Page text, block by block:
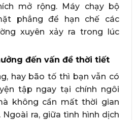
mở rộng. Máy chạy bộ
phẳng để hạn chế các
xuyên xảy ra trong lúc
đến vấn đề thời tiết
hay bão tố thì bạn vẫn có
tập ngay tại chính ngôi
không cần mất thời gian
ra, giữa tình hình dịch